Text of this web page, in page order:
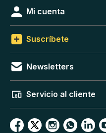
Mi cuenta
Suscríbete
Newsletters
Servicio al cliente